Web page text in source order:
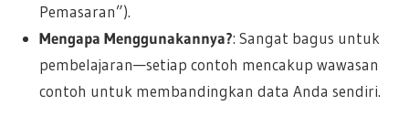
Pemasaran”).
Mengapa Menggunakannya?: Sangat bagus untuk
pembelajaran—setiap contoh mencakup wawasan
contoh untuk membandingkan data Anda sendiri.